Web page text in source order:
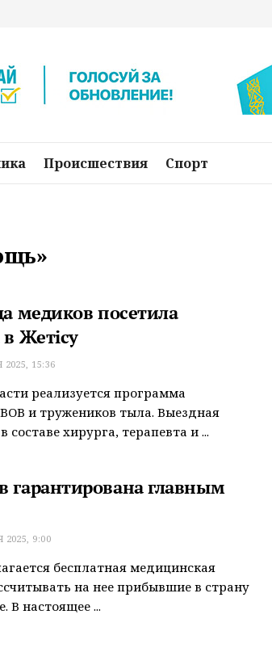
Происшествия Спорт
медиков посетила
Жетісу
15:36
реализуется программа
и тружеников тыла. Выездная
хирурга, терапевта и ...
главным
9:00
бесплатная медицинская
на нее прибывшие в страну
В настоящее ...